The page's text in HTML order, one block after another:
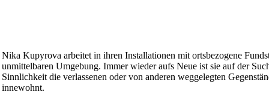
Nika Kupyrova arbeitet in ihren Installationen mit ortsbezogene
unmittelbaren Umgebung. Immer wieder aufs Neue ist sie auf der
Sinnlichkeit die verlassenen oder von anderen weggelegten
innewohnt.